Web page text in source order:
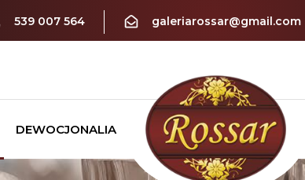
539 007 564 galeriarossar@gmail.com
DEWOCJONALIA